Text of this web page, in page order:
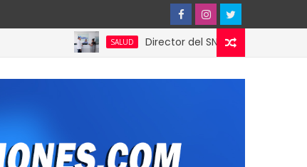
SALUD Director del SNS realiza visita no